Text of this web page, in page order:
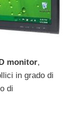
monitor,
in grado di
di